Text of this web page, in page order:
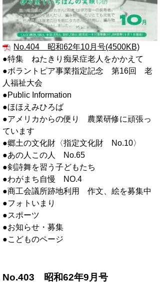
No.404 昭和62年10月号(4500KB)
●特集 ねたきり痴呆症老人をかかえて
●ボラントピア事業指定記念 第16回 老
人福祉大会
●Public Information
●ほほえみひろば
●アメリカからの便り 農業研修に頑張っ
ています
●郷土の文化財〈指定文化財 No.10〉
●あの人この人 No.65
●剣詩舞を習う子どもたち
●わがまち自慢 NO.4
●商工会議所跡地利用 作文、絵を募集中
●フォトいまり
●スポーツ
●お知らせ・募集
●こどものページ
No.403 昭和62年9月号